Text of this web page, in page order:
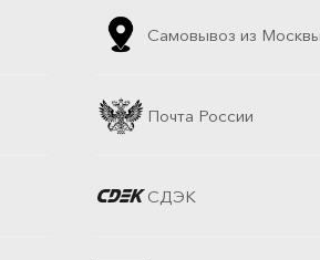
Самовывоз из
Почта России
СДЭК